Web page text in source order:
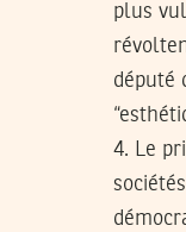
plus
député
4. Le